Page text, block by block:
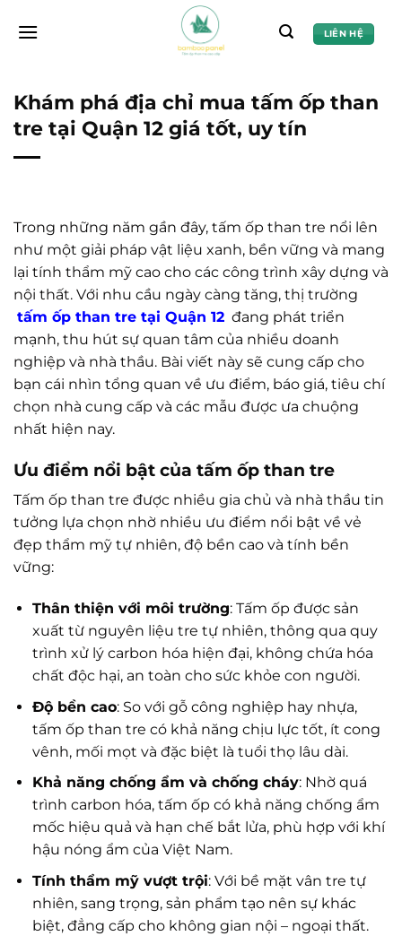
đến
LIÊN HỆ
Khám phá địa chỉ mua tấm ốp than
tre tại Quận 12 giá tốt, uy tín
Trong những năm gần đây, tấm ốp than tre nổi lên
như một giải pháp vật liệu xanh, bền vững và mang
lại tính thẩm mỹ cao cho các công trình xây dựng và
nội thất. Với nhu cầu ngày càng tăng, thị trường
tấm ốp than tre tại Quận 12 đang phát triển
mạnh, thu hút sự quan tâm của nhiều doanh
nghiệp và nhà thầu. Bài viết này sẽ cung cấp cho
bạn cái nhìn tổng quan về ưu điểm, báo giá, tiêu chí
chọn nhà cung cấp và các mẫu được ưa chuộng
nhất hiện nay.
Ưu điểm nổi bật của tấm ốp than tre
Tấm ốp than tre được nhiều gia chủ và nhà thầu tin
tưởng lựa chọn nhờ nhiều ưu điểm nổi bật về vẻ
đẹp thẩm mỹ tự nhiên, độ bền cao và tính bền
vững:
Thân thiện với môi trường: Tấm ốp được sản
xuất từ nguyên liệu tre tự nhiên, thông qua quy
trình xử lý carbon hóa hiện đại, không chứa hóa
chất độc hại, an toàn cho sức khỏe con người.
Độ bền cao: So với gỗ công nghiệp hay nhựa,
tấm ốp than tre có khả năng chịu lực tốt, ít cong
vênh, mối mọt và đặc biệt là tuổi thọ lâu dài.
Khả năng chống ẩm và chống cháy: Nhờ quá
trình carbon hóa, tấm ốp có khả năng chống ẩm
mốc hiệu quả và hạn chế bắt lửa, phù hợp với khí
hậu nóng ẩm của Việt Nam.
Tính thẩm mỹ vượt trội: Với bề mặt vân tre tự
nhiên, sang trọng, sản phẩm tạo nên sự khác
biệt, đẳng cấp cho không gian nội – ngoại thất.